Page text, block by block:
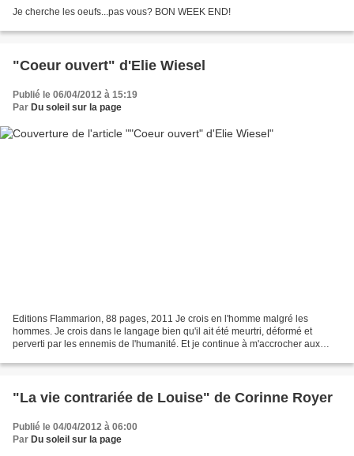
Je cherche les oeufs...pas vous? BON WEEK END!
"Coeur ouvert" d'Elie Wiesel
Publié le 06/04/2012 à 15:19
Par Du soleil sur la page
Editions Flammarion, 88 pages, 2011 Je crois en l'homme malgré les
hommes. Je crois dans le langage bien qu'il ait été meurtri, déformé et
perverti par les ennemis de l'humanité. Et je continue à m'accrocher aux
"La vie contrariée de Louise" de Corinne Royer
Publié le 04/04/2012 à 06:00
Par Du soleil sur la page